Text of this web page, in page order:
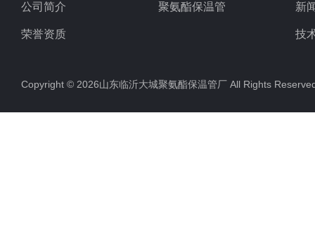
公司简介
荣誉资质
聚氨酯保温管 新
技
Copyright © 2026山东临沂大城聚氨酯保温管厂 All Rights